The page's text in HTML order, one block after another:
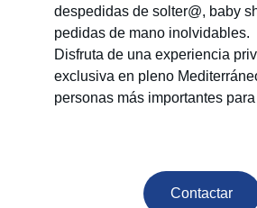
despedidas de solter@, baby
pedidas de mano inolvidables.
Disfruta de una experiencia
exclusiva en pleno
personas más importantes para
Contactar